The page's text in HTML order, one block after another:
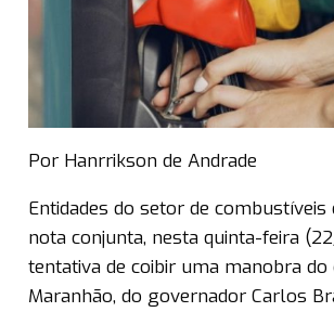
Por Hanrrikson de Andrade
Entidades do setor de
nota conjunta, nesta quinta-feira
tentativa de coibir uma manobra do
Maranhão, do governador Carlos